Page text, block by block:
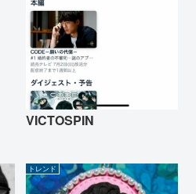
VICTOSPIN
トレンド